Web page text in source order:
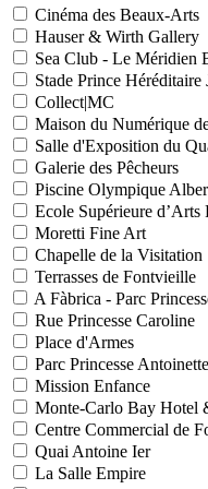
Cinéma des Beaux-Arts
Hauser & Wirth Gallery
Sea Club - Le Méridien
Stade Prince Héréditaire
Collect|MC
Maison du Numérique
Salle d'Exposition du
Galerie des Pêcheurs
Piscine Olympique
Ecole Supérieure
Moretti Fine Art
Chapelle de la Visitation
Terrasses de Fontvieille
A Fàbrica - Parc
Rue Princesse Caroline
Place d'Armes
Parc Princesse Antoinette
Mission Enfance
Monte-Carlo Bay Hotel
Centre Commercial de
Quai Antoine Ier
La Salle Empire